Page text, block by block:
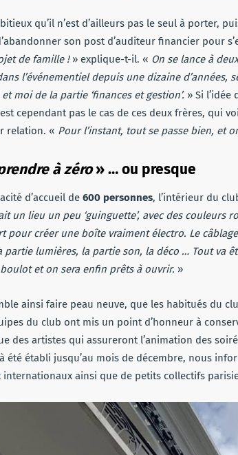
qu’il n’est d’ailleurs pas le seul à porter,
son post d’auditeur financier pour
de famille !» explique-t-il. « On se lance à
l’événementiel depuis une dizaine d’années,
et moi de la partie ‘finances et gestion’. » Si
cependant pas le cas de ces deux frères, qui
relation. « Pour l’instant, tout se passe bien, et
à zéro» … ou presque
d’accueil de 600 personnes, l’intérieur du
un lieu un peu ‘guinguette’, avec des couleurs
pour créer une boîte vraiment électro. Le
partie lumières, la partie son, la déco … Tout va
et on sera enfin prêts à ouvrir. »
ainsi faire peau neuve, que les habitués du
du club ont mis un point d’honneur à
des artistes qui assureront l’animation des
été établi jusqu’au mois de décembre, nous
internationaux ainsi que de petits collectifs